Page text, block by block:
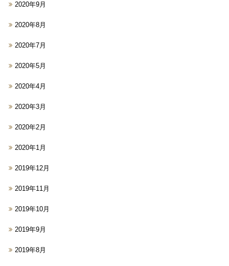
2020年9月
2020年8月
2020年7月
2020年5月
2020年4月
2020年3月
2020年2月
2020年1月
2019年12月
2019年11月
2019年10月
2019年9月
2019年8月